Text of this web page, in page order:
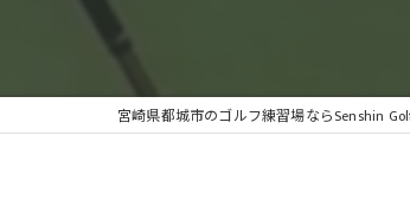
宮崎県都城市のゴルフ練習場ならSenshin